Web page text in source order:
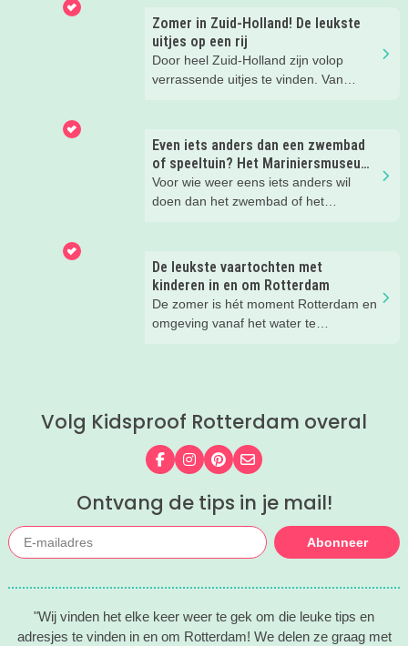
zijn veel Nederlanders er zelf nog nooit
geweest. Dit gold ook voor onze
Kidsproof Reporter Nathalie. Hoogste
tijd om dit UNESCO Werelderfgoed
eens met haar gezin te bezoeken. Een
Zomer in Zuid-Holland! De leukste
uitjes op een rij
Door heel Zuid-Holland zijn volop
verrassende uitjes te vinden. Van
weer een aantal echt toffe zomeruitjes
in Zuid-Holland. En die delen we
natuurlijk graag met je!
Even iets anders dan een zwembad
of speeltuin? Het Mariniersmuseum
bleek een schot in de roos.
Voor wie weer eens iets anders wil
doen dan het zwembad of het
eerste meiweek waarin vrijheid
centraal staat, is het een mooi moment
om hier eens wat langer bij stil te
staan. Dus bezocht onze kidsreporter
met haar zoons het Mariniersmuseum
De leukste vaartochten met
kinderen in en om Rotterdam
De zomer is hét moment Rotterdam en
omgeving vanaf het water te
historisch schip. Wij kregen bij Port
havenuitjes - een aantal superleuke
tips voor vaartochtjes in de regio, voor
een heerlijke dag op het water met de
hele familie.
Volg Kidsproof Rotterdam overal
Volg ons op Facebook
Volg ons op Instagram
Volg ons op Pinterest
Mail ons
Ontvang de tips in je mail!
Abonneer
"Wij vinden het elke keer weer te gek om die leuke tips en
adresjes te vinden in en om Rotterdam! We delen ze graag met